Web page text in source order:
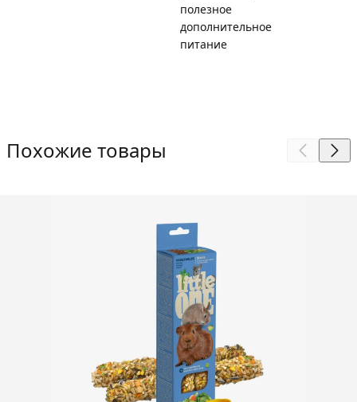
полезное
дополнительное
питание
Похожие товары